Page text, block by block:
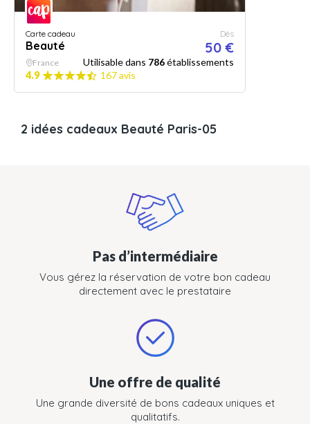
Carte cadeau
Beauté
Dès
50 €
France Utilisable dans 786établissements
4.9
167 avis
2 idées cadeaux Beauté Paris-05
Pas d’intermédiaire
Vous gérez la réservation de votre bon cadeau
directement avec le prestataire
Une offre de qualité
Une grande diversité de bons cadeaux uniques et
qualitatifs.